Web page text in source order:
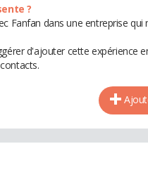
?
Fanfan dans une entreprise
d'ajouter cette expérience